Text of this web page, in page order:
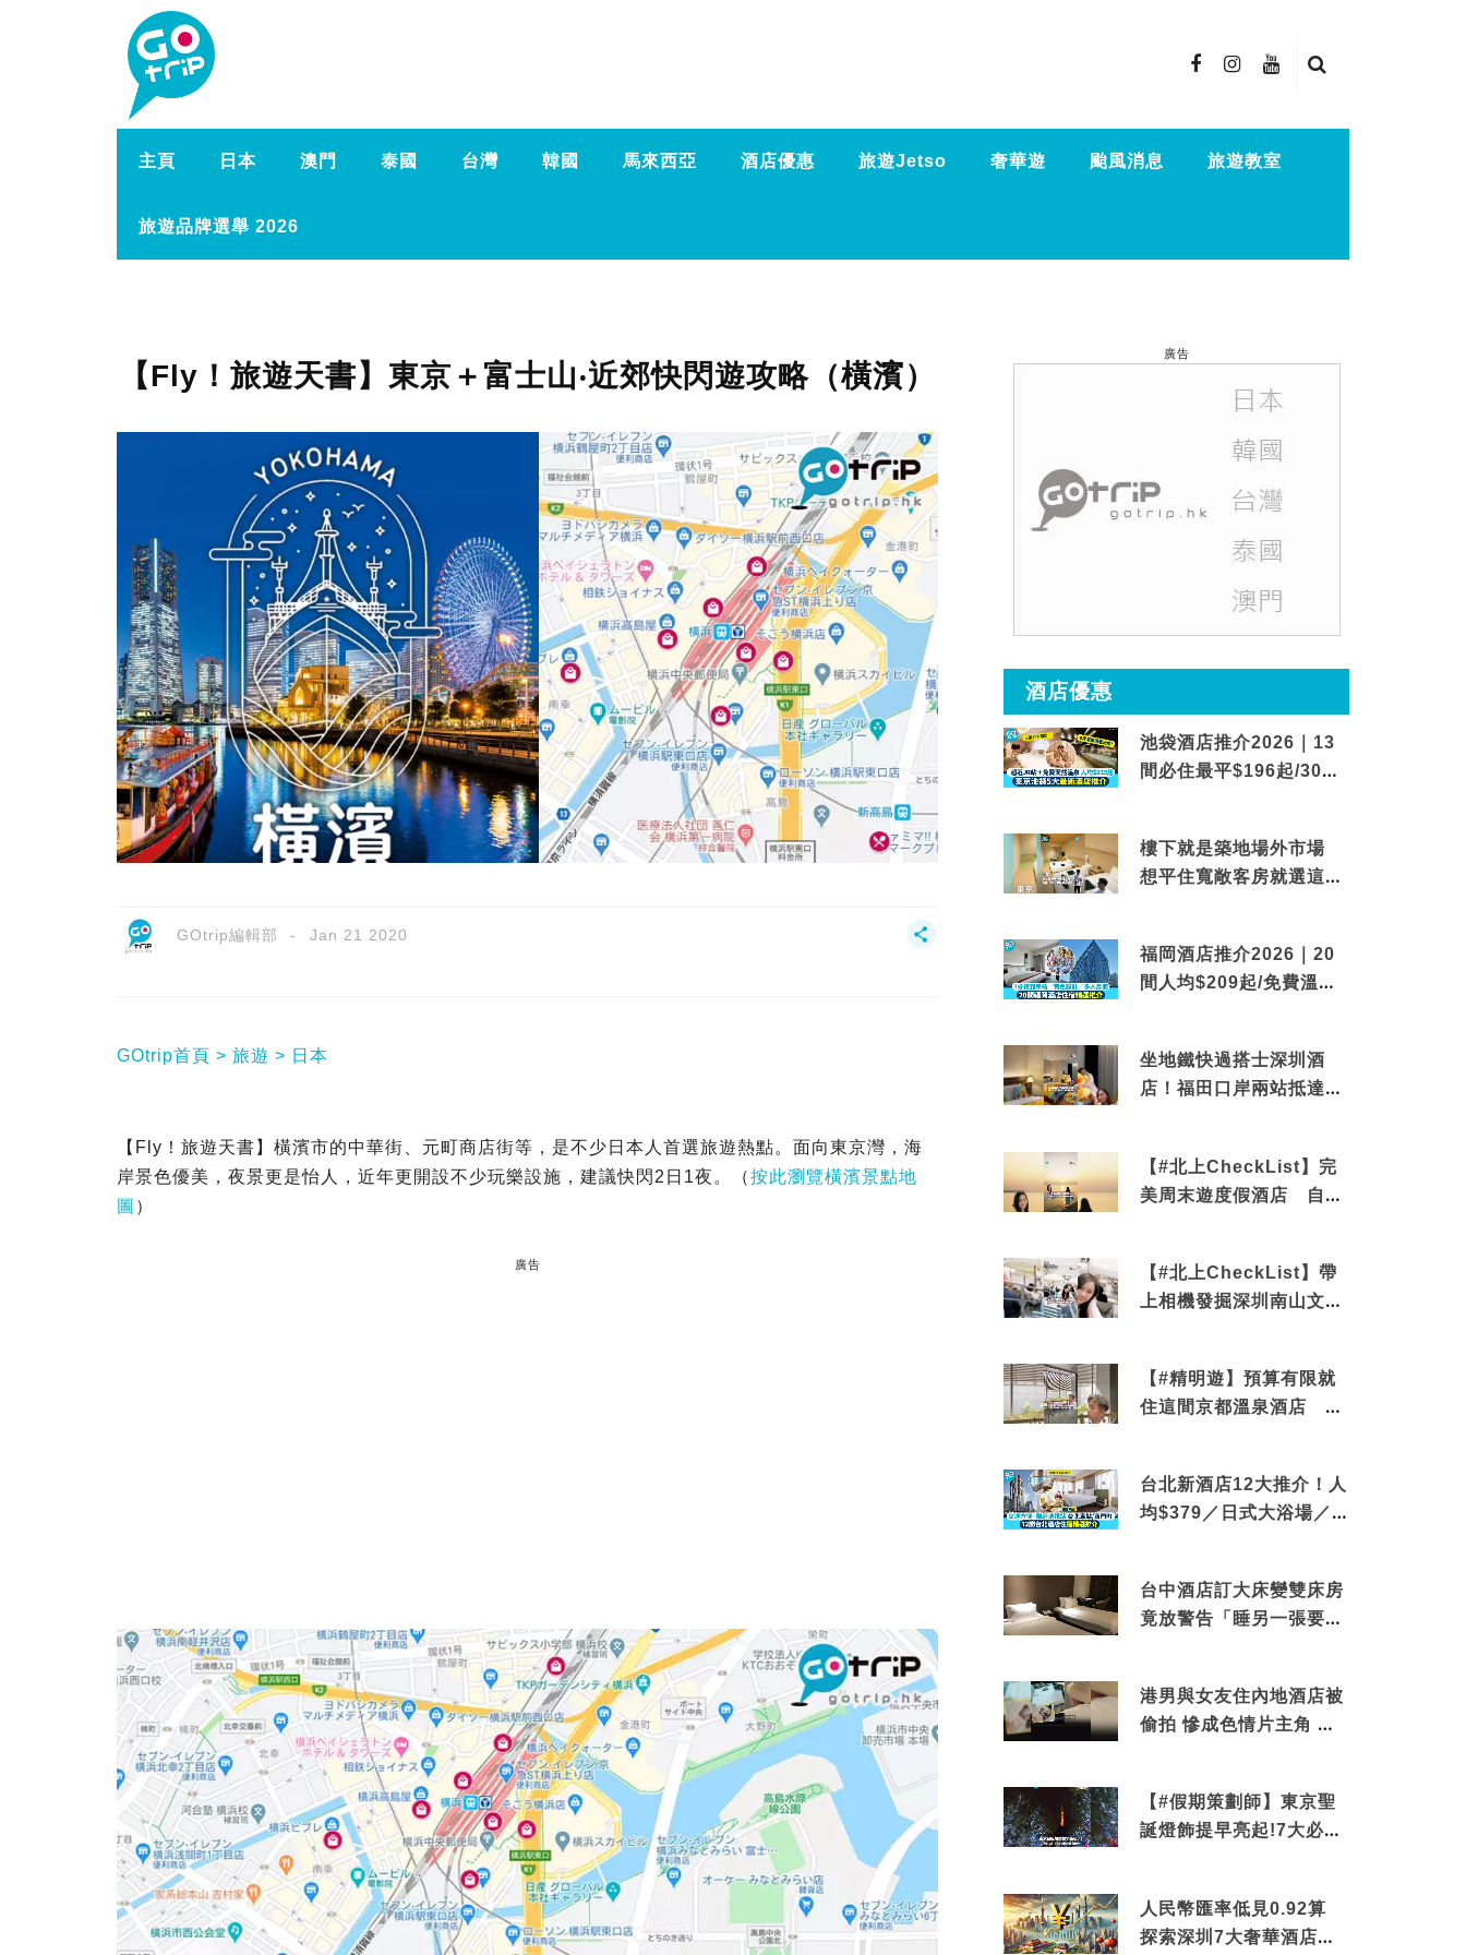
主頁 日本 澳門 泰國 台灣 韓國 馬來西亞 酒店優惠 旅遊Jetso 奢華遊 颱風消息 旅遊教室
旅遊品牌選舉 2026
【Fly！旅遊天書】東京＋富士山‧近郊快閃遊攻略（橫濱）
GOtrip編輯部 Jan 21 2020
GOtrip首頁 旅遊 日本
【Fly！旅遊天書】橫濱市的中華街、元町商店街等，是不少日本人首選旅遊熱點。面向東京灣，海
岸景色優美，夜景更是怡人，近年更開設不少玩樂設施，建議快閃2日1夜。（按此瀏覽橫濱景點地
圖 ）
廣告
廣告
酒店優惠
池袋酒店推介2026｜13
間必住最平$196起/30秒
樓下就是築地場外市場
想平住寬敞客房就選這間
福岡酒店推介2026｜20
間人均$209起/免費溫泉/
坐地鐵快過搭士深圳酒
店！福田口岸兩站抵達
【#北上CheckList】完
美周末遊度假酒店 自帶
【#北上CheckList】帶
上相機發掘深圳南山文藝
【#精明遊】預算有限就
住這間京都溫泉酒店 車
台北新酒店12大推介！人
均$379／日式大浴場／1
台中酒店訂大床變雙床房
竟放警告「睡另一張要加
港男與女友住內地酒店被
偷拍 慘成色情片主角 鏡
【#假期策劃師】東京聖
誕燈飾提早亮起!7大必去
人民幣匯率低見0.92算
探索深圳7大奢華酒店體